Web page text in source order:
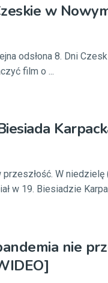
w
odsłona 8. Dni
film o ...
W
w 19. Biesiadzie
nie